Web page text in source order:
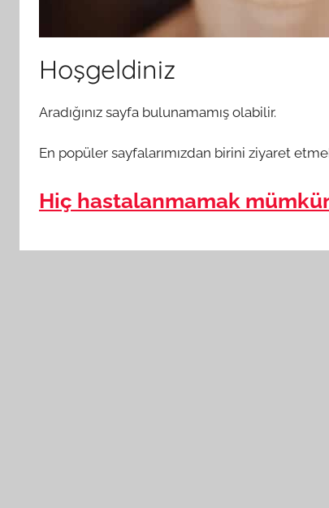
Hoşgeldiniz
Aradığınız sayfa bulunamamış olabilir.
En popüler sayfalarımızdan birini ziyaret
Hiç hastalanmamak